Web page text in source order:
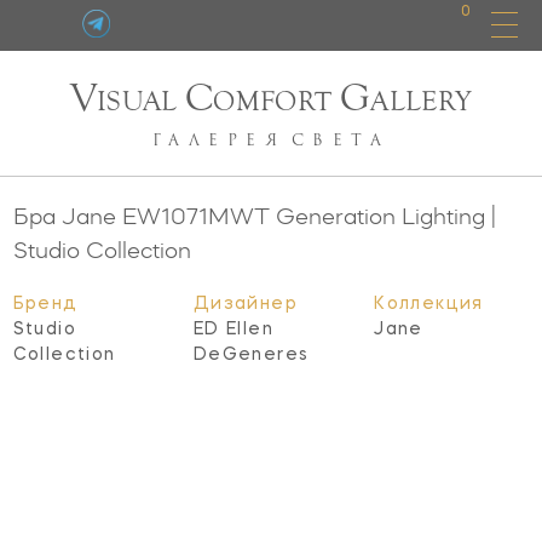
0
VISUAL COMFORT GALLERY
ГАЛЕРЕЯ СВЕТА
Бра Jane EW1071MWTGeneration Lighting |
Studio Collection
Бренд
Studio
Collection
Дизайнер
ED Ellen
DeGeneres
Коллекция
Jane